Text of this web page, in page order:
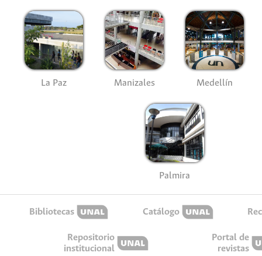
La Paz Manizales Medellín
Palmira
Bibliotecas Catálogo
Repositorio
institucional
Portal de
revistas